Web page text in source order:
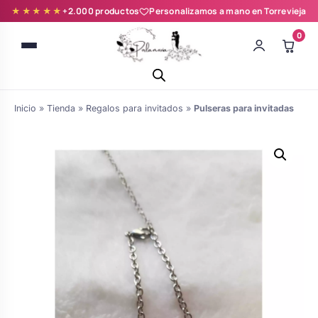
★★★★★+2.000 productos Personalizamos a mano en Torrevieja
0
personalizadas
de boda
Árboles de Huellas para Primera
Batas de comunión personalizadas
para niña
Inicio » Tienda » Regalos para invitados » Pulseras para invitadas